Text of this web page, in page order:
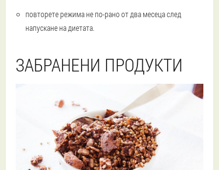
повторете режима не по-рано от два месеца след
напускане на диетата.
ЗАБРАНЕНИ ПРОДУКТИ